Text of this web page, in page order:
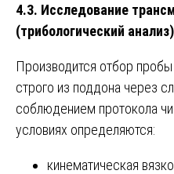
4.3. Исследование
(трибологический анализ)
Производится отбор
строго из поддона через
соблюдением протокола
условиях определяются:
кинематическая